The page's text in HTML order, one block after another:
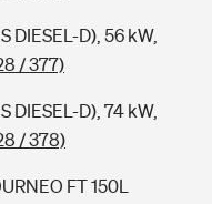
DIESEL-D), 56 kW,
/ 377)
DIESEL-D), 74 kW,
/ 378)
FT 150L